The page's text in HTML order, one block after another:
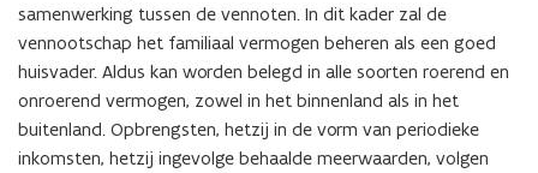
samenwerking tussen de vennoten. In dit kader zal de
vennootschap het familiaal vermogen beheren als een goed
huisvader. Aldus kan worden belegd in alle soorten roerend en
onroerend vermogen, zowel in het binnenland als in het
buitenland. Opbrengsten, hetzij in de vorm van periodieke
inkomsten, hetzij ingevolge behaalde meerwaarden, volgen